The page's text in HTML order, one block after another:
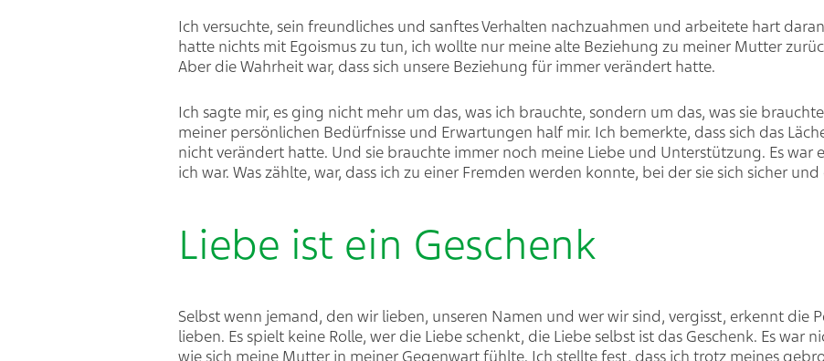
Ich versuchte, sein freundliches und sanftes Verhalten nachzuahmen und arbeitete hart
hatte nichts mit Egoismus zu tun, ich wollte nur meine alte Beziehung zu meiner Mutter
Aber die Wahrheit war, dass sich unsere Beziehung für immer verändert hatte.
Ich sagte mir, es ging nicht mehr um das, was ich brauchte, sondern um das, was sie
meiner persönlichen Bedürfnisse und Erwartungen half mir. Ich bemerkte, dass sich das
nicht verändert hatte. Und sie brauchte immer noch meine Liebe und Unterstützung. Es war
ich war. Was zählte, war, dass ich zu einer Fremden werden konnte, bei der sie sich sicher
Liebe ist ein Geschenk
Selbst wenn jemand, den wir lieben, unseren Namen und wer wir sind, vergisst, erkennt die
lieben. Es spielt keine Rolle, wer die Liebe schenkt, die Liebe selbst ist das Geschenk. Es war
wie sich meine Mutter in meiner Gegenwart fühlte. Ich stellte fest, dass ich trotz meines